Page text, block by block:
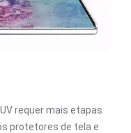
requer mais etapas
protetores de tela e